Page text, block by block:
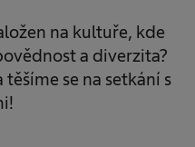
na kultuře, kde
a diverzita?
se na setkání s